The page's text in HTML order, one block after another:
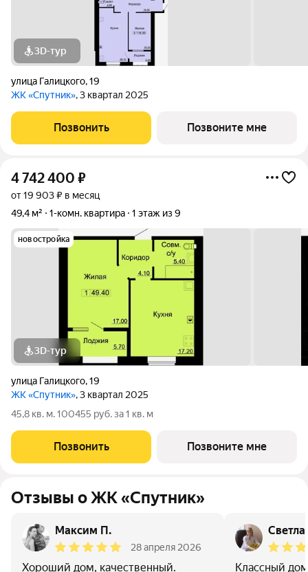
3D-тур
улица Галицкого,19
ЖК «Спутник», 3 квартал 2025
Позвонить Позвоните мне
4 742 400 ₽
от 19 903 ₽ в месяц
49,4 м²
1-комн. квартира 1 этаж из 9
новостройка
3D-тур
улица Галицкого,19
ЖК «Спутник», 3 квартал 2025
45,8 кв. м. 100455 руб. за 1 кв. м
Позвонить Позвоните мне
Отзывы о ЖК «Спутник»
Максим П.
28 апреля 2026
Хороший дом, качественный. Классный